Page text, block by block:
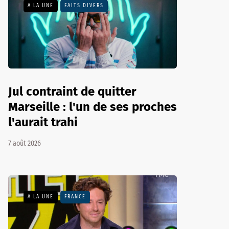
A LA UNE FAITS DIVERS
Jul contraint de quitter
Marseille : l'un de ses proches
l'aurait trahi
7 août 2026
A LA UNE FRANCE